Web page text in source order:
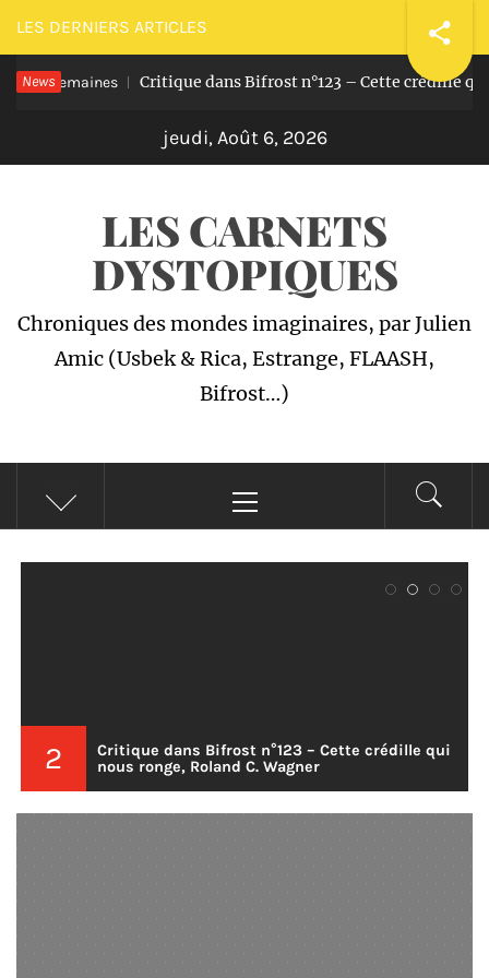
Passer
au
contenu
LES DERNIERS ARTICLES
News
2 semaines Critique dans Bifrost n°123 – Cette crédille qui
jeudi, Août 6, 2026
LES CARNETS
DYSTOPIQUES
Chroniques des mondes imaginaires, par Julien
Amic (Usbek & Rica, Estrange, FLAASH,
Bifrost…)
principal
2
Critique dans Bifrost n°123 – Cette crédille qui
nous ronge, Roland C. Wagner